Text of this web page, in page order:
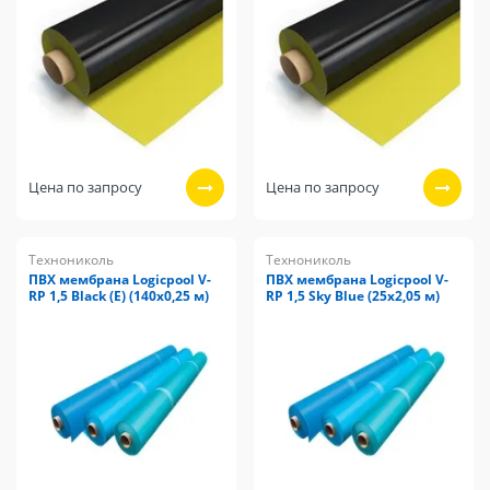
Цена по запросу Цена по запросу
Технониколь
ПВХ мембрана Logicpool V-
RP 1,5 Black (E) (140х0,25 м)
Технониколь
ПВХ мембрана Logicpool V-
RP 1,5 Sky Blue (25х2,05 м)